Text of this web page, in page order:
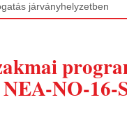
járványhelyzetben
NO-16-